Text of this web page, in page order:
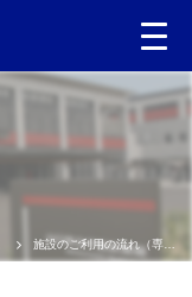
施設のご利用の流れ（専用利用、個人利用、トレーニングルーム）